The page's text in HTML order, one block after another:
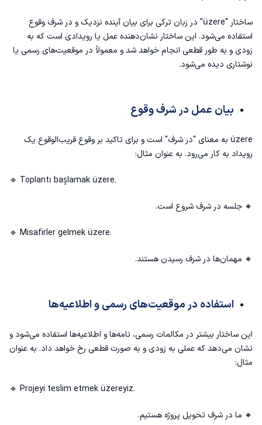
ساختار "üzere" در زبان ترکی برای بیان آینده نزدیک و در شرف وقوع
استفاده می‌شود. این ساختار نشان‌دهنده عمل یا رویدادی است که به
زودی و به طور قطعی انجام خواهد شد و معمولاً در موقعیت‌های رسمی یا
نوشتاری دیده می‌شود.
بیان عمل در شرف وقوع
üzere به معنای "در شرف" است و برای تاکید بر وقوع قریب‌الوقوع یک
رویداد به کار می‌رود. به عنوان مثال:
🔹 Toplantı başlamak üzere.
🔸 جلسه در شرف شروع است.
🔹 Misafirler gelmek üzere.
🔸 مهمان‌ها در شرف رسیدن هستند.
استفاده در موقعیت‌های رسمی و اطلاعیه‌ها
این ساختار بیشتر در مکالمات رسمی، نامه‌ها و اطلاعیه‌ها استفاده می‌شود و
نشان می‌دهد که عملی به زودی و به صورت قطعی رخ خواهد داد. به عنوان
مثال:
🔹 Projeyi teslim etmek üzereyiz.
🔸 ما در شرف تحویل پروژه هستیم.